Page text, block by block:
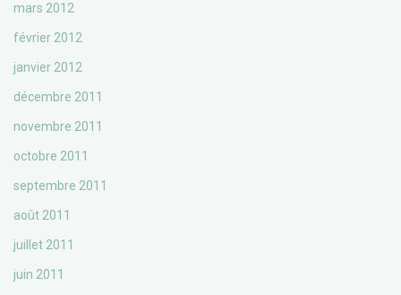
mars 2012
février 2012
janvier 2012
décembre 2011
novembre 2011
octobre 2011
septembre 2011
août 2011
juillet 2011
juin 2011